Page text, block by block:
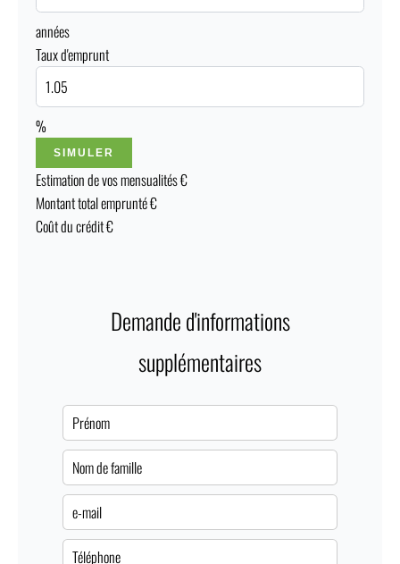
années
Taux d'emprunt
%
SIMULER
Estimation de vos mensualités€
Montant total emprunté€
Coût du crédit€
Demande d'informations
supplémentaires